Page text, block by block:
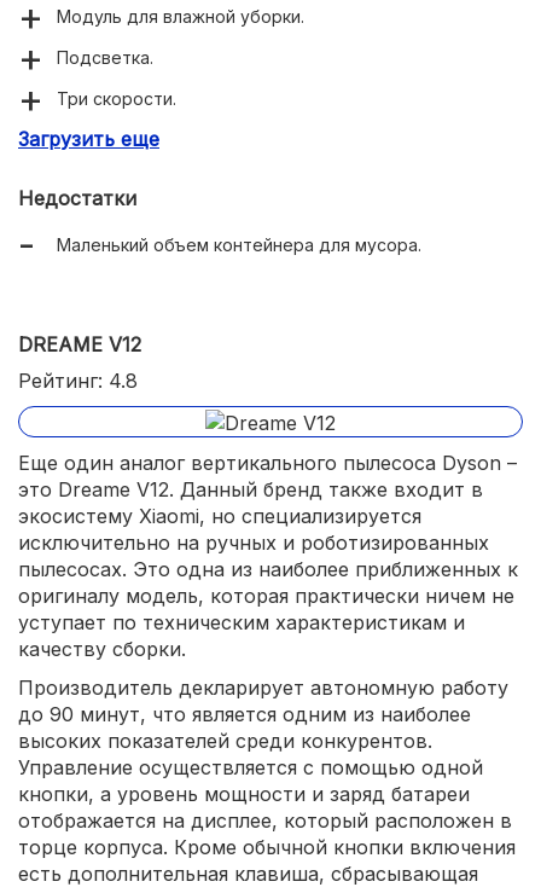
Модуль для влажной уборки.
Подсветка.
Три скорости.
Два сменных валика разного типа.
Загрузить еще
Недостатки
Маленький объем контейнера для мусора.
DREAME V12
Рейтинг: 4.8
Еще один аналог вертикального пылесоса Dyson –
это Dreame V12. Данный бренд также входит в
экосистему Xiaomi, но специализируется
исключительно на ручных и роботизированных
пылесосах. Это одна из наиболее приближенных к
оригиналу модель, которая практически ничем не
уступает по техническим характеристикам и
качеству сборки.
Производитель декларирует автономную работу
до 90 минут, что является одним из наиболее
высоких показателей среди конкурентов.
Управление осуществляется с помощью одной
кнопки, а уровень мощности и заряд батареи
отображается на дисплее, который расположен в
торце корпуса. Кроме обычной кнопки включения
есть дополнительная клавиша, сбрасывающая